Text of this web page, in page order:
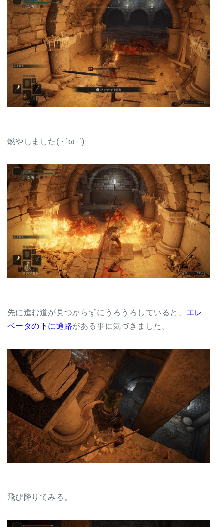
燃やしました( ･`ω･´)
先に進む道が見つからずにうろうろしていると、 エレ
ベータの下に通路がある事に気づきました。
飛び降りてみる。